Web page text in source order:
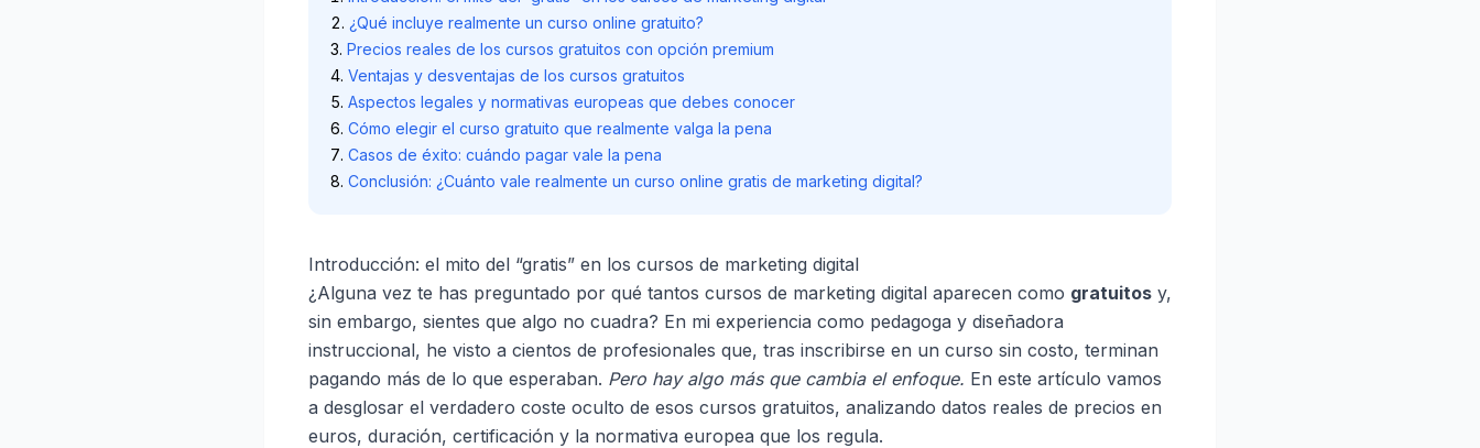
¿Qué incluye realmente un curso online gratuito?
Precios reales de los cursos gratuitos con opción premium
Ventajas y desventajas de los cursos gratuitos
Aspectos legales y normativas europeas que debes conocer
Cómo elegir el curso gratuito que realmente valga la pena
Casos de éxito: cuándo pagar vale la pena
Conclusión: ¿Cuánto vale realmente un curso online gratis de marketing digital?
Introducción: el mito del “gratis” en los cursos de marketing digital
¿Alguna vez te has preguntado por qué tantos cursos de marketing digital aparecen como gratuitos y,
sin embargo, sientes que algo no cuadra? En mi experiencia como pedagoga y diseñadora
instruccional, he visto a cientos de profesionales que, tras inscribirse en un curso sin costo, terminan
pagando más de lo que esperaban. Pero hay algo más que cambia el enfoque. En este artículo vamos
a desglosar el verdadero coste oculto de esos cursos gratuitos, analizando datos reales de precios en
euros, duración, certificación y la normativa europea que los regula.